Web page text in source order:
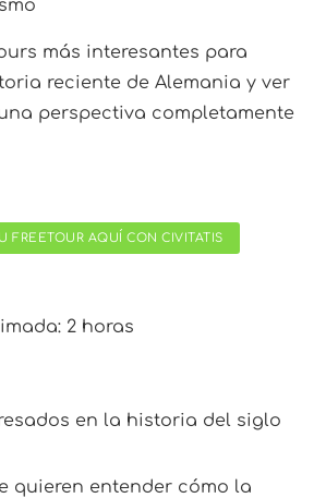
más interesantes para
reciente de Alemania y ver
perspectiva completamente
FREETOUR AQUÍ CON CIVITATIS
2 horas
en la historia del siglo
quieren entender cómo la